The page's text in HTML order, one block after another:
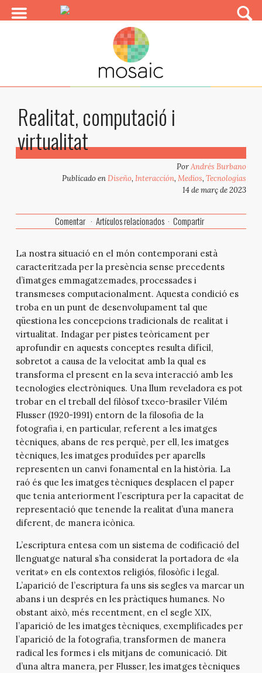
Realitat, computació i
virtualitat
PorAndrés Burbano
Publicado enDiseño,Interacción,Medios,Tecnologías
14 de març de 2023
Comentar Artículos relacionados Compartir
La nostra situació en el món contemporani està
caracteritzada per la presència sense precedents
d’imatges emmagatzemades, processades i
transmeses computacionalment. Aquesta condició es
troba en un punt de desenvolupament tal que
qüestiona les concepcions tradicionals de realitat i
virtualitat. Indagar per pistes teòricament per
aprofundir en aquests conceptes resulta difícil,
sobretot a causa de la velocitat amb la qual es
transforma el present en la seva interacció amb les
tecnologies electròniques. Una llum reveladora es pot
trobar en el treball del filòsof txeco-brasiler Vilém
Flusser (1920-1991) entorn de la filosofia de la
fotografia i, en particular, referent a les imatges
tècniques, abans de res perquè, per ell, les imatges
tècniques, les imatges produïdes per aparells
representen un canvi fonamental en la història. La
raó és que les imatges tècniques desplacen el paper
que tenia anteriorment l’escriptura per la capacitat de
representació que tenende la realitat d’una manera
diferent, de manera icònica.
L’escriptura entesa com un sistema de codificació del
llenguatge natural s’ha considerat la portadora de «la
veritat» en els contextos religiós, filosòfic i legal.
L’aparició de l’escriptura fa uns sis segles va marcar un
abans i un després en les pràctiques humanes. No
obstant això, més recentment, en el segle XIX,
l’aparició de les imatges tècniques, exemplificades per
l’aparició de la fotografia, transformen de manera
radical les formes i els mitjans de comunicació. Dit
d’una altra manera, per Flusser, les imatges tècniques